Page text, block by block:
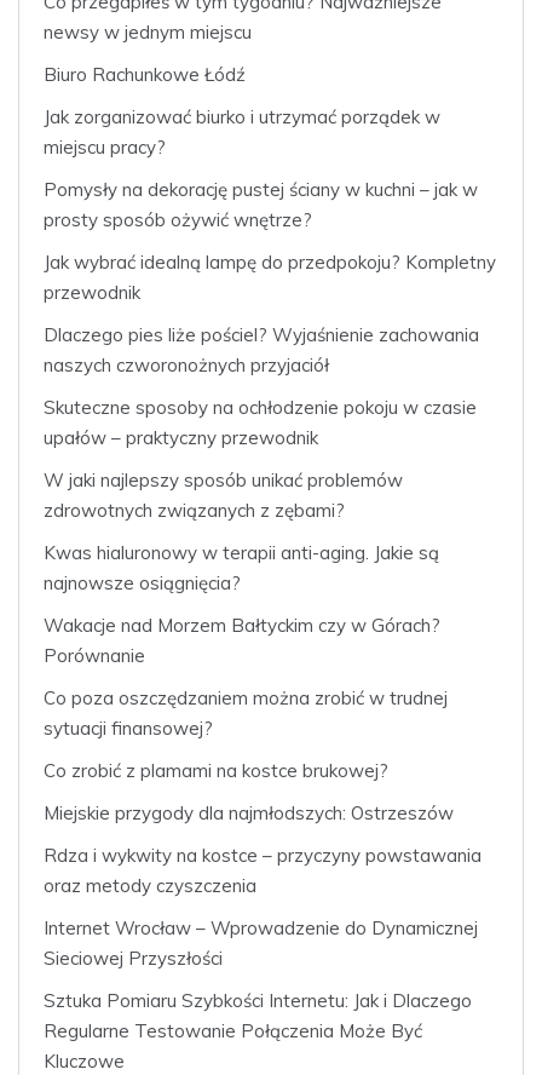
newsy w jednym miejscu
Biuro Rachunkowe Łódź
Jak zorganizować biurko i utrzymać porządek w
miejscu pracy?
Pomysły na dekorację pustej ściany w kuchni – jak w
prosty sposób ożywić wnętrze?
Jak wybrać idealną lampę do przedpokoju? Kompletny
przewodnik
Dlaczego pies liże pościel? Wyjaśnienie zachowania
naszych czworonożnych przyjaciół
Skuteczne sposoby na ochłodzenie pokoju w czasie
upałów – praktyczny przewodnik
W jaki najlepszy sposób unikać problemów
zdrowotnych związanych z zębami?
Kwas hialuronowy w terapii anti-aging. Jakie są
najnowsze osiągnięcia?
Wakacje nad Morzem Bałtyckim czy w Górach?
Porównanie
Co poza oszczędzaniem można zrobić w trudnej
sytuacji finansowej?
Co zrobić z plamami na kostce brukowej?
Miejskie przygody dla najmłodszych: Ostrzeszów
Rdza i wykwity na kostce – przyczyny powstawania
oraz metody czyszczenia
Internet Wrocław – Wprowadzenie do Dynamicznej
Sieciowej Przyszłości
Sztuka Pomiaru Szybkości Internetu: Jak i Dlaczego
Regularne Testowanie Połączenia Może Być
Kluczowe